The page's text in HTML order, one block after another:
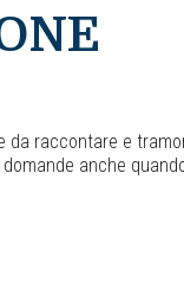
raccontare e
anche